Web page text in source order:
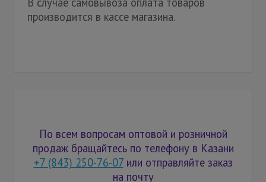
производится в кассе магазина.
По всем вопросам оптовой и розничной
продаж бращайтесь по телефону в Казани
+7 (843) 250-76-07или отправляйте заказ
на почту